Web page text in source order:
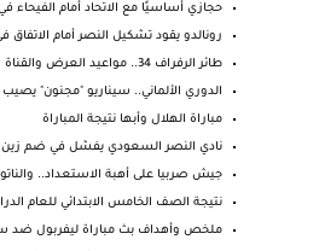
حجازي أساسيًا مع الاتحاد أمام الفيحاء
رونالدو يقود تشكيل النصر أمام الاتفاق
طائر الرفراف 34.. مواعيد العرض والقناة الناقلة
الدوري الألماني.. سيناريو "مجنون"
مباراة الهلال وأبها نتيجة المباراة
نادي النصر السعودي يفشل في ضم زين
جيش صربيا على أهبة الاستعداد..
نتيجة الصف الخامس الابتدائي للعام الدراسي
ملخص وأهداف بث مباراة ليفربول ضد